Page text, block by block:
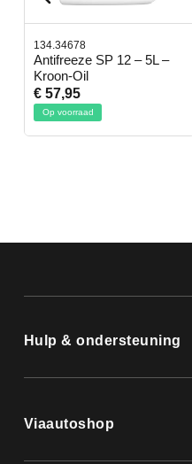
134.34678
Antifreeze SP 12 – 5L –
Kroon-Oil
€ 57,95
Op voorraad
Hulp & ondersteuning
Viaautoshop